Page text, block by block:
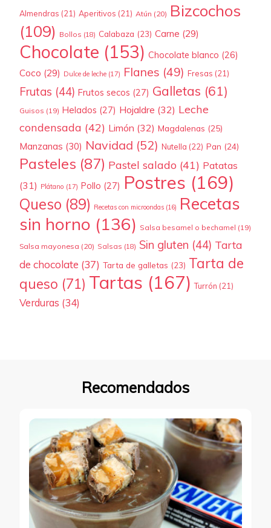
Almendras (21) Aperitivos (21) Atún (20) Bizcochos
(109) Bollos (18) Calabaza (23) Carne (29)
Chocolate (153) Chocolate blanco (26)
Coco (29) Dulce de leche (17) Flanes (49) Fresas (21)
Frutas (44) Frutos secos (27) Galletas (61)
Guisos (19) Helados (27) Hojaldre (32) Leche
condensada (42) Limón (32) Magdalenas (25)
Manzanas (30) Navidad (52) Nutella (22) Pan (24)
Pasteles (87) Pastel salado (41) Patatas
(31) Plátano (17) Pollo (27) Postres (169)
Queso (89) Recetas con microondas (16) Recetas
sin horno (136) Salsa besamel o bechamel (19)
Salsa mayonesa (20) Salsas (18) Sin gluten (44) Tarta
de chocolate (37) Tarta de galletas (23) Tarta de
queso (71) Tartas (167) Turrón (21)
Verduras (34)
Recomendados